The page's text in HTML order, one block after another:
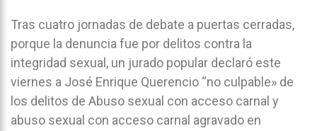
Tras cuatro jornadas de debate a puertas cerradas,
porque la denuncia fue por delitos contra la
integridad sexual, un jurado popular declaró este
viernes a José Enrique Querencio “no culpable» de
los delitos de Abuso sexual con acceso carnal y
abuso sexual con acceso carnal agravado en